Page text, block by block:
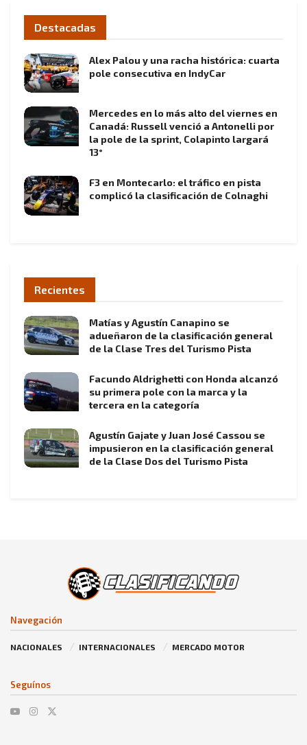
Destacadas
Alex Palou y una racha histórica: cuarta
pole consecutiva en IndyCar
Mercedes en lo más alto del viernes en
Canadá: Russell venció a Antonelli por
la pole de la sprint, Colapinto largará
13°
F3 en Montecarlo: el tráfico en pista
complicó la clasificación de Colnaghi
Recientes
Matías y Agustín Canapino se
adueñaron de la clasificación general
de la Clase Tres del Turismo Pista
Facundo Aldrighetti con Honda alcanzó
su primera pole con la marca y la
tercera en la categoría
Agustín Gajate y Juan José Cassou se
impusieron en la clasificación general
de la Clase Dos del Turismo Pista
Navegación
NACIONALES INTERNACIONALES MERCADO MOTOR
Seguínos